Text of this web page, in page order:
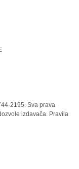
2195. Sva prava
izdavača. Pravila